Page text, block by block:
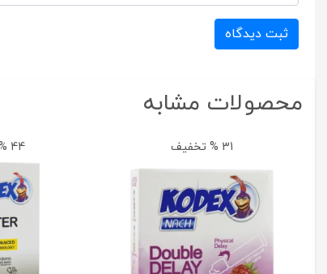
ثبت دیدگاه
محصولات مشابه
31 % تخفیف 44 % تخفیف